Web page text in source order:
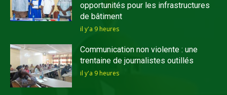
opportunités pour les infrastructures
de bâtiment
il y'a 9 heures
Communication non violente : une
trentaine de journalistes outillés
il y'a 9 heures